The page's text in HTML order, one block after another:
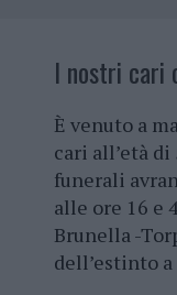
I nostri cari
È venuto a
cari all’età di
funerali
alle ore 16 e
Brunella -
dell’estinto a